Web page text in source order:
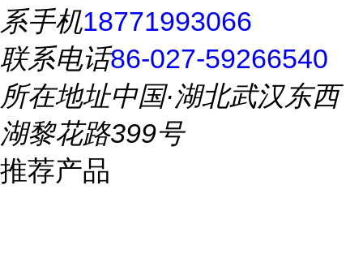
系手机18771993066
联系电话86-027-59266540
所在地址中国·湖北武汉东西
湖黎花路399号
推荐产品